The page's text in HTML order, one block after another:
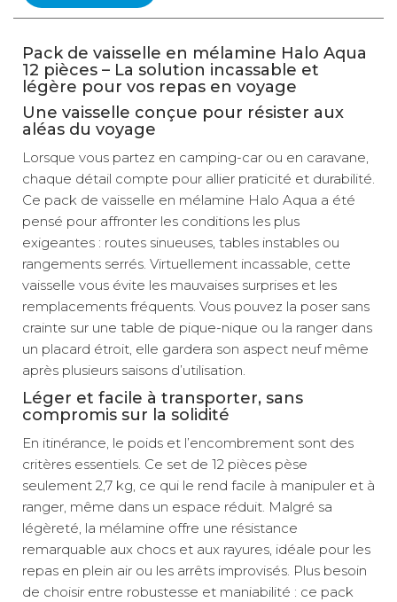
Pack de vaisselle en mélamine Halo Aqua
12 pièces – La solution incassable et
légère pour vos repas en voyage
Une vaisselle conçue pour résister aux
aléas du voyage
Lorsque vous partez en camping-car ou en caravane,
chaque détail compte pour allier praticité et durabilité.
Ce pack de vaisselle en mélamine Halo Aqua a été
pensé pour affronter les conditions les plus
exigeantes : routes sinueuses, tables instables ou
rangements serrés. Virtuellement incassable, cette
vaisselle vous évite les mauvaises surprises et les
remplacements fréquents. Vous pouvez la poser sans
crainte sur une table de pique-nique ou la ranger dans
un placard étroit, elle gardera son aspect neuf même
après plusieurs saisons d’utilisation.
Léger et facile à transporter, sans
compromis sur la solidité
En itinérance, le poids et l’encombrement sont des
critères essentiels. Ce set de 12 pièces pèse
seulement 2,7 kg, ce qui le rend facile à manipuler et à
ranger, même dans un espace réduit. Malgré sa
légèreté, la mélamine offre une résistance
remarquable aux chocs et aux rayures, idéale pour les
repas en plein air ou les arrêts improvisés. Plus besoin
de choisir entre robustesse et maniabilité : ce pack